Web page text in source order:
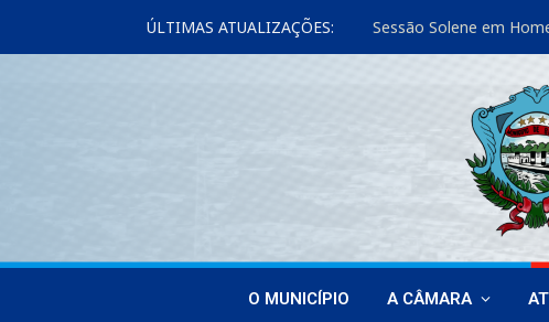
ÚLTIMAS ATUALIZAÇÕES: Sessão Solene em
O MUNICÍPIO A CÂMARA